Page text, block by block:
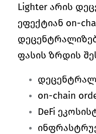
Lighter არის
ეფექტიან on-
ფასის ზრდის
on-chain
DeFi